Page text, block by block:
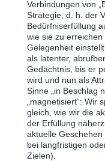
Verbindungen von
Strategie, d. h. der
Bedürfniserfüllung
wie sie zu
Gelegenheit
als latenter,
Gedächtnis, bis er
wird und nun als
Sinne „in Beschlag
„magnetisiert“: Wir
gleich, wie wir die
der Erfüllung
aktuelle
bei langfristigen
Zielen).